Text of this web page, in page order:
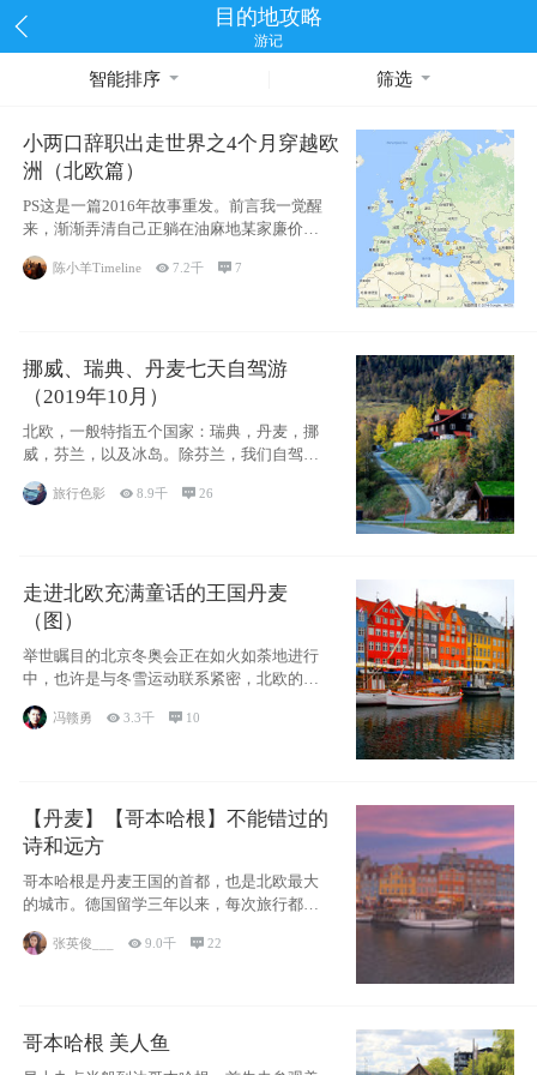
目的地攻略
游记
智能排序 筛选
小两口辞职出走世界之4个月穿越欧
洲（北欧篇）
PS这是一篇2016年故事重发。前言我一觉醒
来，渐渐弄清自己正躺在油麻地某家廉价宾
馆
陈小羊Timeline 7.2千 7
挪威、瑞典、丹麦七天自驾游
（2019年10月）
北欧，一般特指五个国家：瑞典，丹麦，挪
威，芬兰，以及冰岛。除芬兰，我们自驾游
旅行色影 8.9千 26
走进北欧充满童话的王国丹麦
（图）
举世瞩目的北京冬奥会正在如火如荼地进行
中，也许是与冬雪运动联系紧密，北欧的一
些国家因
冯赣勇 3.3千  10
【丹麦】【哥本哈根】不能错过的
诗和远方
哥本哈根是丹麦王国的首都，也是北欧最大
的城市。德国留学三年以来，每次旅行都是
张英俊___ 9.0千 22
哥本哈根 美人鱼